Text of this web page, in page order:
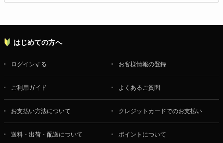
はじめての方へ
ログインする お客様情報の登録
ご利用ガイド よくあるご質問
お支払い方法について クレジットカードでのお支払い
送料・出荷・配送について ポイントについて